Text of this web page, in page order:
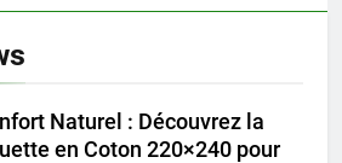
Naturel : Découvrez la
en Coton 220×240 pour